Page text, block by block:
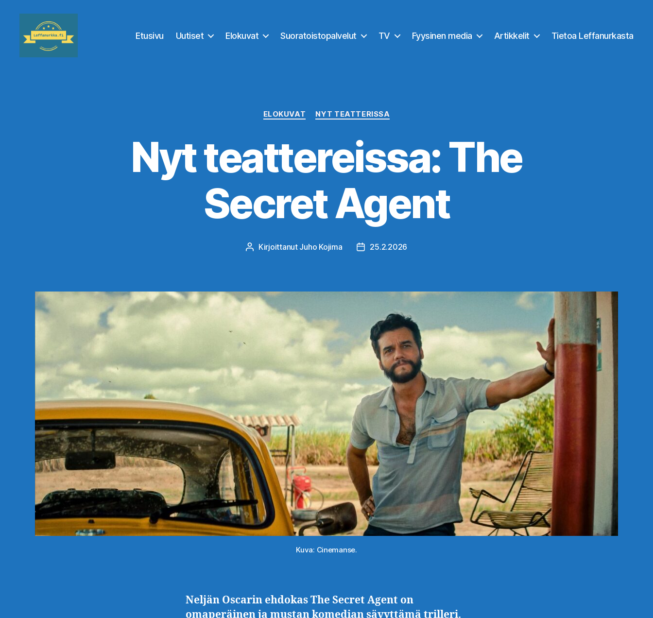
Etusivu Uutiset Elokuvat Suoratoistopalvelut TV Fyysinen media Artikkelit Tietoa Leffanurkasta
Kategoriat
ELOKUVAT NYT TEATTERISSA
Nyt teattereissa: The
Secret Agent
Kirjoittaja
Kirjoittanut Juho Kojima Julkaisupäivämäärä
25.2.2026
Kuva: Cinemanse.
Neljän Oscarin ehdokas The Secret Agent on
omaperäinen ja mustan komedian sävyttämä trilleri.